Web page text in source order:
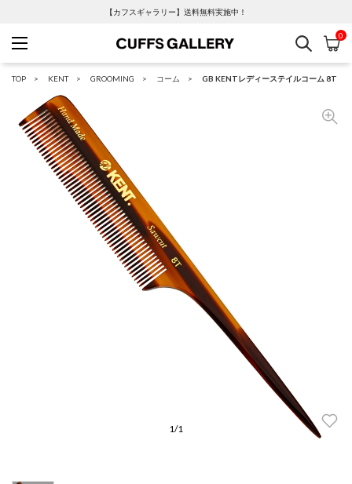
【カフスギャラリー】送料無料実施中！
Cuffs Gallery
検索 カ
0
TOP KENT GROOMING コーム GB KENTレディーステイルコーム 8T
1/1